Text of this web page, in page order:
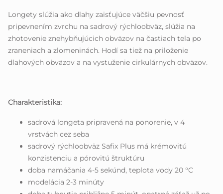
Longety slúžia ako dlahy zaisťujúce väčšiu pevnosť
pripevnením zvrchu na sadrový rýchloobväz, slúžia na
zhotovenie znehybňujúcich obväzov na častiach tela po
zraneniach a zlomeninách. Hodí sa tiež na priloženie
dlahových obväzov a na vystuženie cirkulárnych obväzov.
Charakteristika:
sadrová longeta pripravená na ponorenie, v 4
vrstvách cez seba
sadrový rýchloobväz Safix Plus má krémovitú
konzistenciu a pórovitú štruktúru
doba namáčania 4-5 sekúnd, teplota vody 20 °C
modelácia 2-3 minúty